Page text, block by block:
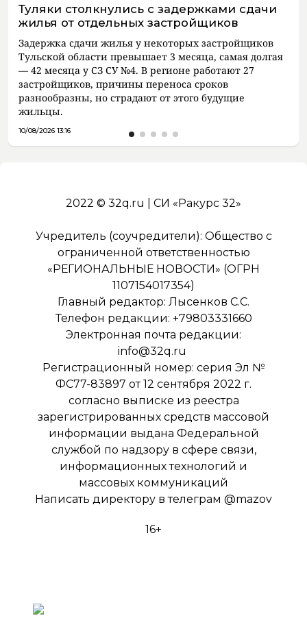
Туляки столкнулись с задержками сдачи
жилья от отдельных застройщиков
Задержка сдачи жилья у некоторых застройщиков
Тульской области превышает 3 месяца, самая долгая
— 42 месяца у СЗ СУ №4. В регионе работают 27
застройщиков, причины переноса сроков
разнообразны, но страдают от этого будущие
жильцы.
10/08/2026 13:16
2022 © 32q.ru | СИ «Ракурс 32»
Учредитель (соучредители): Общество с
ограниченной ответственностью
«РЕГИОНАЛЬНЫЕ НОВОСТИ» (ОГРН
1107154017354)
Главный редактор: Лысенков С.С.
Телефон редакции: +79803331660
Электронная почта редакции:
info@32q.ru
Регистрационный номер: серия Эл №
ФС77-83897 от 12 сентября 2022 г.
согласно выписке из реестра
зарегистрированных средств массовой
информации выдана Федеральной
службой по надзору в сфере связи,
информационных технологий и
массовых коммуникаций
Написать директору в телеграм @mazov
16+